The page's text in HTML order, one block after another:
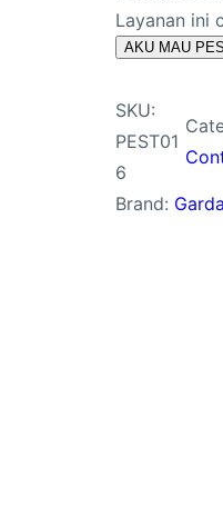
Layanan ini
AKU MAU
SKU:
PEST01
6
Brand: